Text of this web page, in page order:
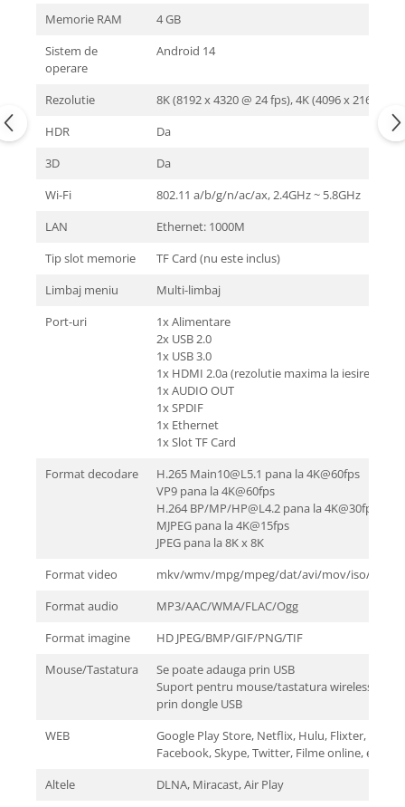
Memorie RAM
4 GB
Sistem de
operare
Android 14
Rezolutie
8K (8192 x 4320 @ 24 fps), 4K (4096 x 2160 @
HDR
Da
3D
Da
Wi-Fi
802.11 a/b/g/n/ac/ax, 2.4GHz ~ 5.8GHz
LAN
Ethernet: 1000M
Tip slot memorie
TF Card (nu este inclus)
Limbaj meniu
Multi-limbaj
Port-uri
1x Alimentare
2x USB 2.0
1x USB 3.0
1x HDMI 2.0a (rezolutie maxima la iesire
1x AUDIO OUT
1x SPDIF
1x Ethernet
1x Slot TF Card
Format decodare
H.265 Main10@L5.1 pana la 4K@60fps
VP9 pana la 4K@60fps
H.264 BP/MP/HP@L4.2 pana la 4K@30fps
MJPEG pana la 4K@15fps
JPEG pana la 8K x 8K
Format video
mkv/wmv/mpg/mpeg/dat/avi/mov/iso/mp4/
Format audio
MP3/AAC/WMA/FLAC/Ogg
Format imagine
HD JPEG/BMP/GIF/PNG/TIF
Mouse/Tastatura
Se poate adauga prin USB
Suport pentru mouse/tastatura wireless
prin dongle USB
WEB
Google Play Store, Netflix, Hulu, Flixter,
Facebook, Skype, Twitter, Filme online, etc.
Altele
DLNA, Miracast, Air Play